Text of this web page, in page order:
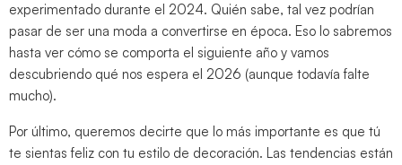
experimentado durante el 2024. Quién sabe, tal vez podrían
pasar de ser una moda a convertirse en época. Eso lo sabremos
hasta ver cómo se comporta el siguiente año y vamos
descubriendo qué nos espera el 2026 (aunque todavía falte
mucho).
Por último, queremos decirte que lo más importante es que tú
te sientas feliz con tu estilo de decoración. Las tendencias están